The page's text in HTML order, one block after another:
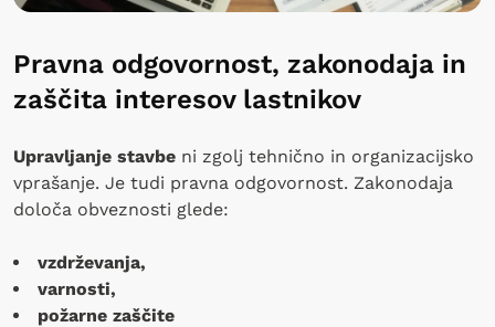
Pravna odgovornost, zakonodaja in
zaščita interesov lastnikov
Upravljanje stavbe ni zgolj tehnično in organizacijsko
vprašanje. Je tudi pravna odgovornost. Zakonodaja
določa obveznosti glede:
vzdrževanja,
varnosti,
požarne zaščite